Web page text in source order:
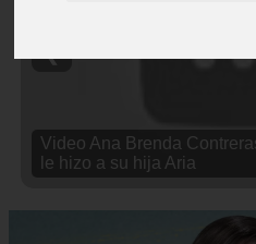
Video Ana Brenda
le hizo a su hija Aria